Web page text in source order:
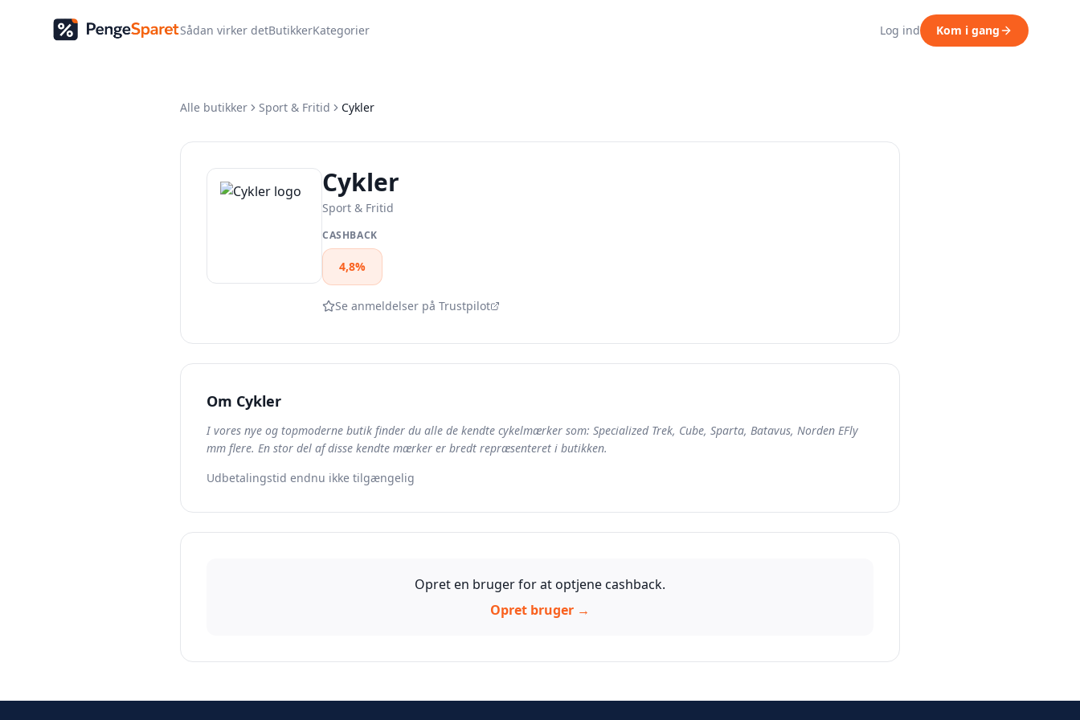
Sådan virker detButikkerKategorier Log ind Kom i gang
Alle butikker Sport & Fritid Cykler
Cykler
Sport & Fritid
CASHBACK
4,8%
Se anmeldelser på Trustpilot
Om Cykler
I vores nye og topmoderne butik finder du alle de kendte cykelmærker som: Specialized Trek, Cube, Sparta, Batavus, Norden EFly
mm flere. En stor del af disse kendte mærker er bredt repræsenteret i butikken.
Udbetalingstid endnu ikke tilgængelig
Opret en bruger for at optjene cashback.
Opret bruger →